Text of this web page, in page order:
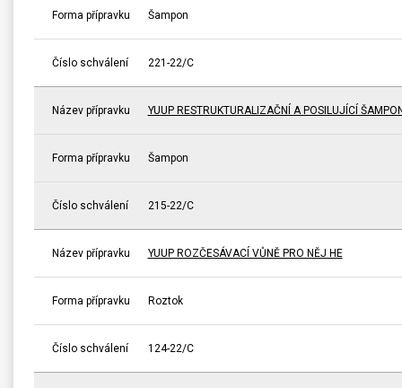
Forma přípravku Šampon
Číslo schválení 221-22/C
Název přípravku YUUP RESTRUKTURALIZAČNÍ A POSILUJÍCÍ
Forma přípravku Šampon
Číslo schválení 215-22/C
Název přípravku YUUP ROZČESÁVACÍ VŮNĚ PRO NĚJ HE
Forma přípravku Roztok
Číslo schválení 124-22/C